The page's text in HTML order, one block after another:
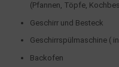
(Pfannen, Töpfe,
Geschirr und Besteck
Geschirrspülmaschine (
Backofen